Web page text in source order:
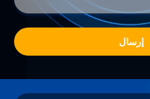
إرسال